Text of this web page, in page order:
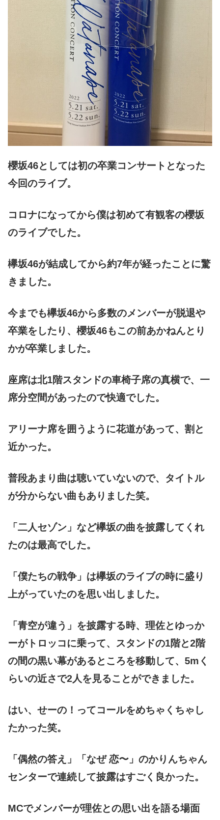
櫻坂46としては初の卒業コンサートとなった
今回のライブ。
コロナになってから僕は初めて有観客の櫻坂
のライブでした。
欅坂46が結成してから約7年が経ったことに驚
きました。
今までも欅坂46から多数のメンバーが脱退や
卒業をしたり、櫻坂46もこの前あかねんとり
かが卒業しました。
座席は北1階スタンドの車椅子席の真横で、一
席分空間があったので快適でした。
アリーナ席を囲うように花道があって、割と
近かった。
普段あまり曲は聴いていないので、タイトル
が分からない曲もありました笑。
「二人セゾン」など欅坂の曲を披露してくれ
たのは最高でした。
「僕たちの戦争」は欅坂のライブの時に盛り
上がっていたのを思い出しました。
「青空が違う」を披露する時、理佐とゆっか
ーがトロッコに乗って、スタンドの1階と2階
の間の黒い幕があるところを移動して、5mく
らいの近さで2人を見ることができました。
はい、せーの！ってコールをめちゃくちゃし
たかった笑。
「偶然の答え」「なぜ 恋〜」のかりんちゃん
センターで連続して披露はすごく良かった。
MCでメンバーが理佐との思い出を語る場面